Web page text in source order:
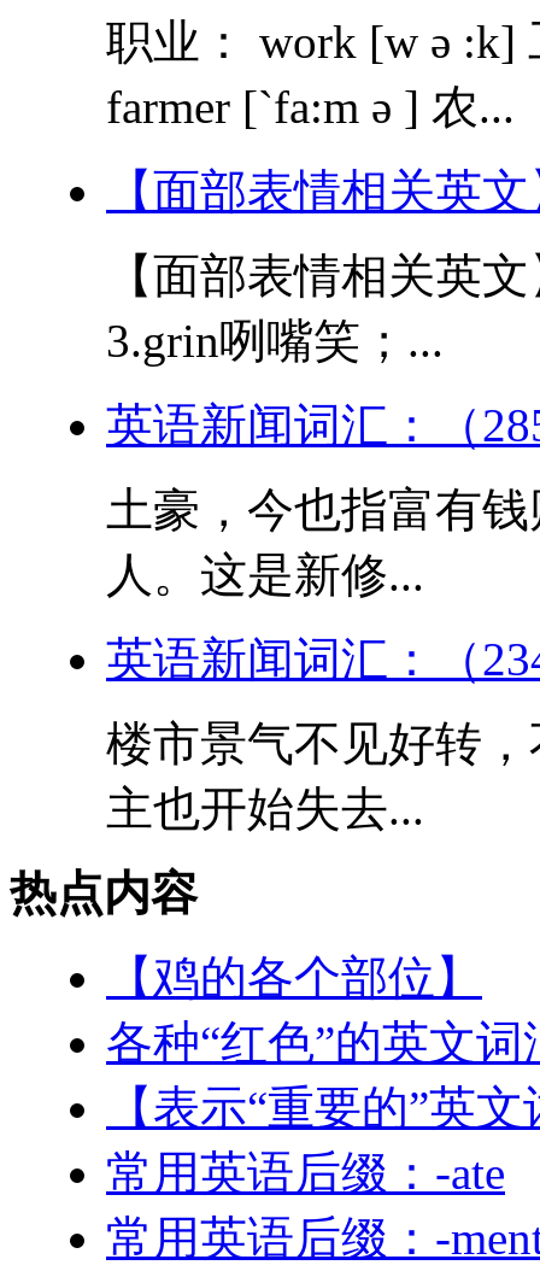
职业： work [w ə :k]
farmer [`fa:m ə ] 农...
【面部表情相关英
【面部表情相关英
3.grin咧嘴笑；...
英语新闻词汇：（
土豪，今也指富有
人。这是新修...
英语新闻词汇：（
楼市景气不见好转
主也开始失去...
热点内容
【鸡的各个部位】
各种“红色”的英文词
【表示“重要的”英文
常用英语后缀：-ate
常用英语后缀：-